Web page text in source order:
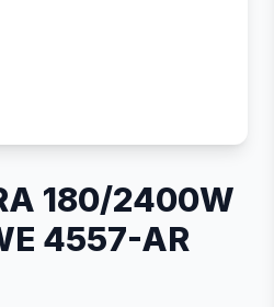
180/2400W
4557-AR